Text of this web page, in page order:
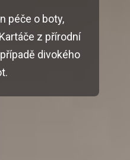
péče o boty,
z přírodní
divokého